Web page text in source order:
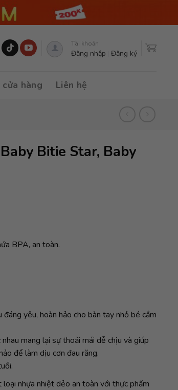
Tài khoản
Đăng nhập Đăng ký
hàng Liên hệ
Bitie Star, Baby
BPA, an toàn.
yêu, hoàn hảo cho bàn tay nhỏ bé cầm
mang lại sự thoải mái dễ chịu và giúp
để làm dịu cơn đau răng.
nhựa nhiệt dẻo an toàn với thực phẩm